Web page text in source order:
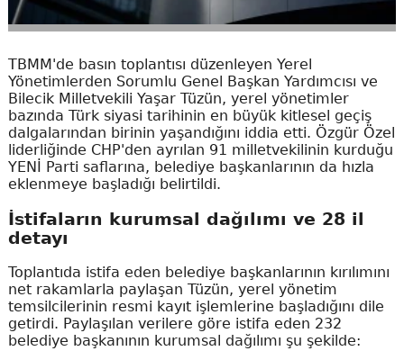
TBMM'de basın toplantısı düzenleyen Yerel
Yönetimlerden Sorumlu Genel Başkan Yardımcısı ve
Bilecik Milletvekili Yaşar Tüzün, yerel yönetimler
bazında Türk siyasi tarihinin en büyük kitlesel geçiş
dalgalarından birinin yaşandığını iddia etti. Özgür Özel
liderliğinde CHP'den ayrılan 91 milletvekilinin kurduğu
YENİ Parti saflarına, belediye başkanlarının da hızla
eklenmeye başladığı belirtildi.
İstifaların kurumsal dağılımı ve 28 il
detayı
Toplantıda istifa eden belediye başkanlarının kırılımını
net rakamlarla paylaşan Tüzün, yerel yönetim
temsilcilerinin resmi kayıt işlemlerine başladığını dile
getirdi. Paylaşılan verilere göre istifa eden 232
belediye başkanının kurumsal dağılımı şu şekilde: